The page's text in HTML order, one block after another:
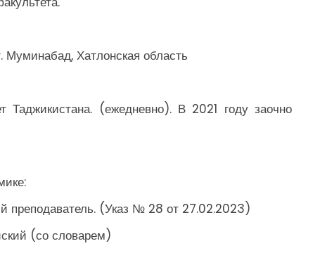
Хатлонская область
Таджикистана. (ежедневно). В 2021 году заочно
преподаватель. (Указ № 28 от 27.02.2023)
(со словарем)